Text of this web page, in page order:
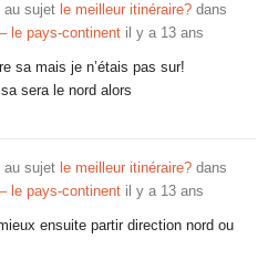
au sujet le meilleur itinéraire? dans
le pays-continent il y a 13 ans
sa mais je n’étais pas sur!
sera le nord alors
au sujet le meilleur itinéraire? dans
le pays-continent il y a 13 ans
ensuite partir direction nord ou